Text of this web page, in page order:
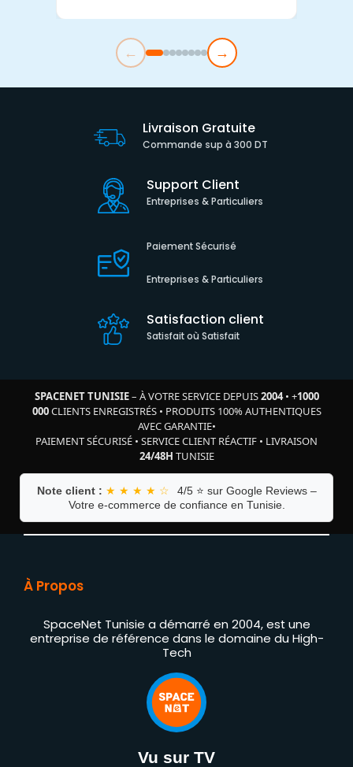
← →
Livraison Gratuite
Commande sup à 300 DT
Support Client
Entreprises & Particuliers
Paiement Sécurisé
Entreprises & Particuliers
Satisfaction client
Satisfait où Satisfait
SPACENET TUNISIE– À VOTRE SERVICE DEPUIS2004• +1000
000CLIENTS ENREGISTRÉS• PRODUITS 100% AUTHENTIQUES
AVEC GARANTIE•
PAIEMENT SÉCURISÉ • SERVICE CLIENT RÉACTIF • LIVRAISON
24/48H TUNISIE
Note client : ★ ★ ★ ★ ☆
4/5 ⭐ sur Google Reviews –
Votre e-commerce de confiance en Tunisie.
À Propos
SpaceNet Tunisie a démarré en 2004, est une
entreprise de référence dans le domaine du High-
Tech
Vu sur TV